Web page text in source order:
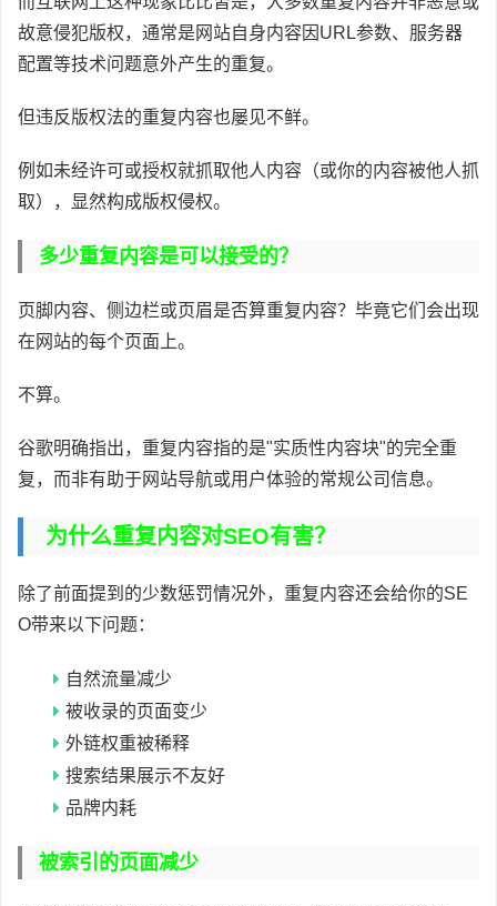
故意侵犯版权，通常是网站自身内容因URL参数、服务器
配置等技术问题意外产生的重复。
但违反版权法的重复内容也屡见不鲜。
例如未经许可或授权就抓取他人内容（或你的内容被他人抓
取），显然构成版权侵权。
多少重复内容是可以接受的？
页脚内容、侧边栏或页眉是否算重复内容？毕竟它们会出现
在网站的每个页面上。
不算。
谷歌明确指出，重复内容指的是"实质性内容块"的完全重
复，而非有助于网站导航或用户体验的常规公司信息。
为什么重复内容对SEO有害？
除了前面提到的少数惩罚情况外，重复内容还会给你的SE
O带来以下问题：
自然流量减少
被收录的页面变少
外链权重被稀释
搜索结果展示不友好
品牌内耗
被索引的页面减少